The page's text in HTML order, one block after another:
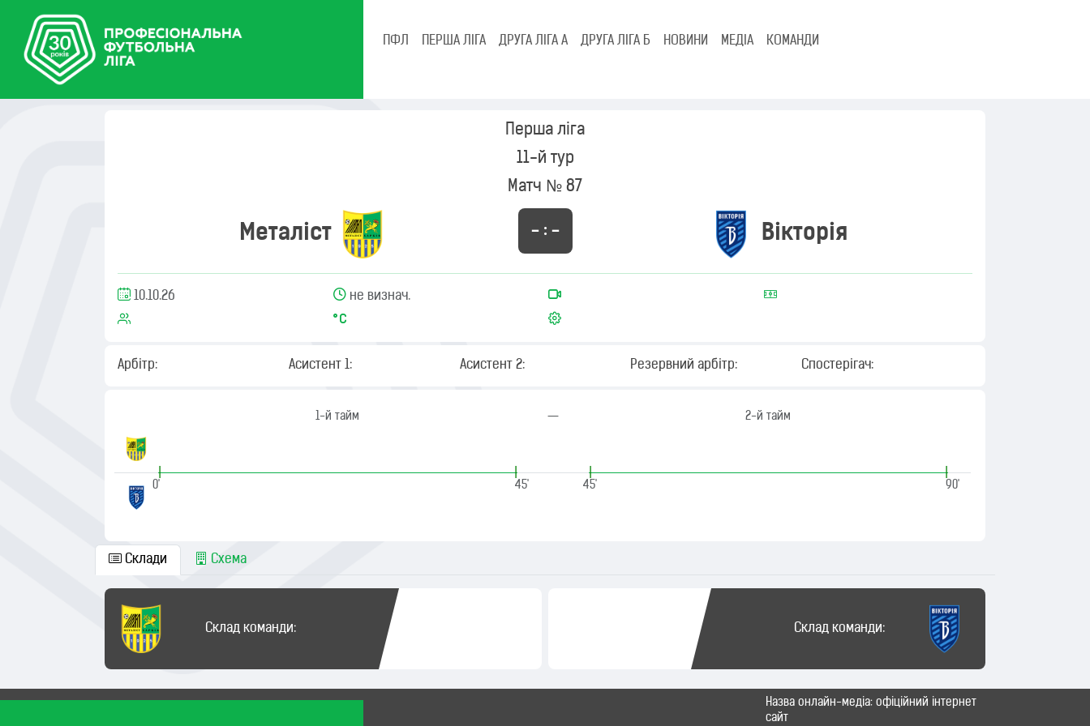
ПФЛ ПЕРША ЛІГА ДРУГА ЛІГА А ДРУГА ЛІГА Б НОВИНИ МЕДІА КОМАНДИ
Перша ліга
11-й тур
Матч № 87
Металіст – : – Вікторія
10.10.26 не визнач.
Арбітр: Асистент 1: Асистент 2: Резервний арбітр: Спостерігач:
1-й тайм
|
0'
|
45'
— 2-й тайм
|
45'
|
90'
Склади Схема
Склад команди: Склад команди:
Назва онлайн-медіа: офіційний інтернет
сайт